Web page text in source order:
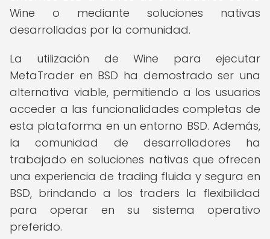
Wine o mediante soluciones nativas
desarrolladas por la comunidad.
La utilización de Wine para ejecutar
MetaTrader en BSD ha demostrado ser una
alternativa viable, permitiendo a los usuarios
acceder a las funcionalidades completas de
esta plataforma en un entorno BSD. Además,
la comunidad de desarrolladores ha
trabajado en soluciones nativas que ofrecen
una experiencia de trading fluida y segura en
BSD, brindando a los traders la flexibilidad
para operar en su sistema operativo
preferido.